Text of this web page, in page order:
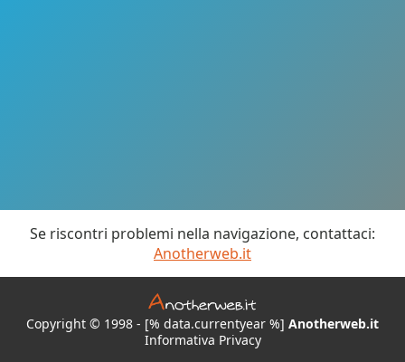
Se riscontri problemi nella navigazione, contattaci:
Anotherweb.it
Copyright © 1998 - [% data.currentyear %] Anotherweb.it
Informativa Privacy